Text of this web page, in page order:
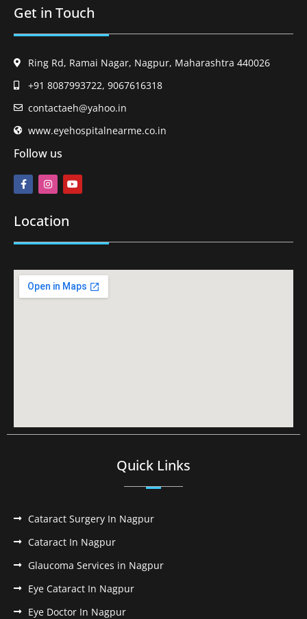
Get in Touch
Ring Rd, Ramai Nagar, Nagpur, Maharashtra 440026
+91 8087993722, 9067616318
contactaeh@yahoo.in
www.eyehospitalnearme.co.in
Follow us
Location
Quick Links
Cataract Surgery In Nagpur
Cataract In Nagpur
Glaucoma Services in Nagpur
Eye Cataract In Nagpur
Eye Doctor In Nagpur